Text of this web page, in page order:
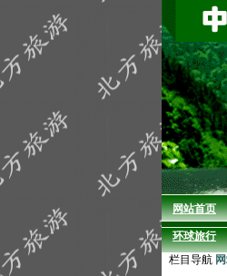
网站首页
环球旅行
栏目导航